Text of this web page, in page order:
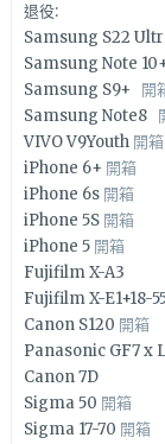
退役:
Samsung S22
Samsung Note
Samsung S9+ 開
Samsung Note8
VIVO V9Youth 開箱
iPhone 6+ 開箱
iPhone 6s 開箱
iPhone 5S 開箱
iPhone 5 開箱
Fujifilm X-A3
Fujifilm X-E1+18-
Canon S120 開箱
Panasonic GF7 x
Canon 7D
Sigma 50 開箱
Sigma 17-70 開箱